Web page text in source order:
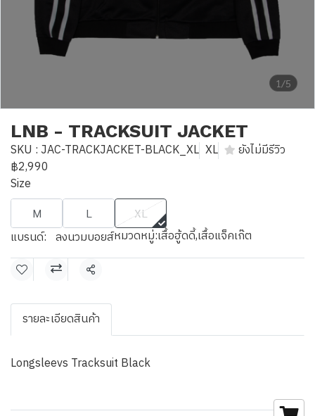
1/5
LNB - TRACKSUIT JACKET
SKU : JAC-TRACKJACKET-BLACK_XL XL
ยังไม่มีรีวิว
฿2,990
Size
M L XL
แบรนด์: ลงนวมบอยส์หมวดหมู่:เสื้อฮู้ดดี้,เสื้อแจ็คเก๊ต
แชร์
รายละเอียดสินค้า
Longsleevs Tracksuit Black